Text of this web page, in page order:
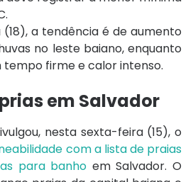
a tendência é de aumento
no leste baiano, enquanto
firme e calor intenso.
em Salvador
nesta sexta-feira (15), o
com a lista de praias
para banho em Salvador. O